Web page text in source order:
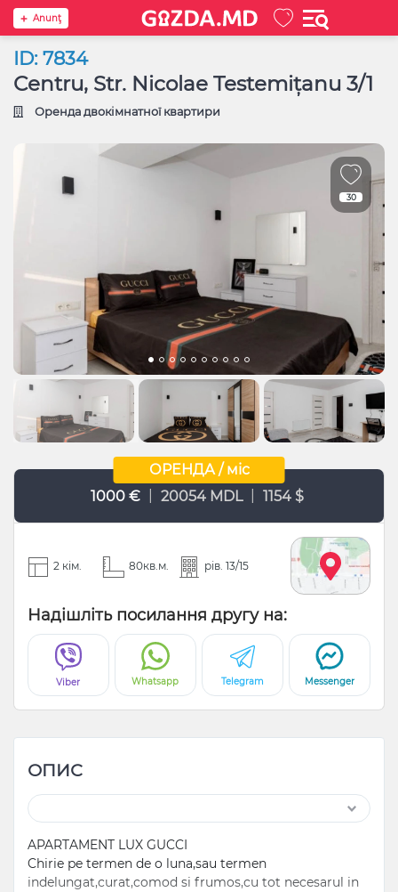
Anunţ
ID: 7834
Centru, Str. Nicolae Testemițanu 3/1
Оренда двокімнатної квартири
30
ОРЕНДА / міс
1000 €
20054 MDL 1154 $
2 кім. 80кв.м. рів. 13/15
Надішліть посилання другу на:
Viber Whatsapp Telegram Messenger
ОПИС
APARTAMENT LUX GUCCI
Chirie pe termen de o luna,sau termen
indelungat,curat,comod si frumos,cu tot necesarul in